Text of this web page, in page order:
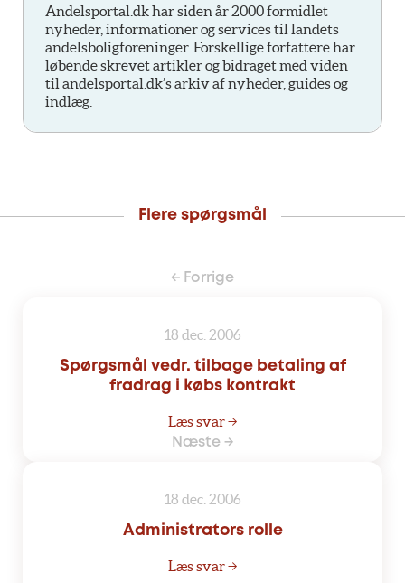
Andelsportal.dk har siden år 2000 formidlet
nyheder, informationer og services til landets
andelsboligforeninger. Forskellige forfattere har
løbende skrevet artikler og bidraget med viden
til andelsportal.dk’s arkiv af nyheder, guides og
indlæg.
Flere spørgsmål
← Forrige
18 dec. 2006
Spørgsmål vedr. tilbage betaling af
fradrag i købs kontrakt
Læs svar →
Næste →
18 dec. 2006
Administrators rolle
Læs svar →